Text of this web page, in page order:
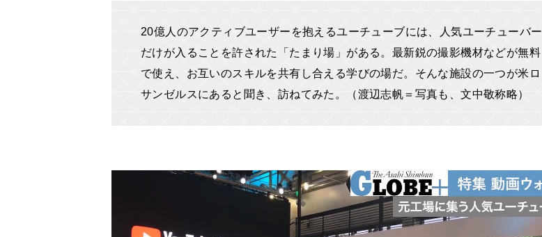
20億人のアクティブユーザーを抱えるユーチューブには、人気ユーチューバー
だけが入ることを許された「たまり場」がある。最新鋭の撮影機材などが無料
で使え、お互いのスキルを共有し合える学びの場だ。そんな施設の一つが米ロ
サンゼルスにあると聞き、訪ねてみた。（渡辺志帆＝写真も、文中敬称略）